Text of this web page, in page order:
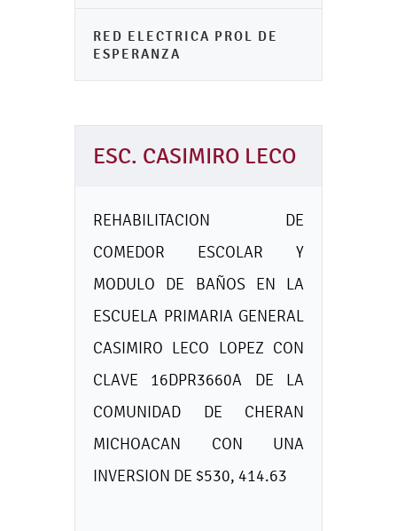
RED ELECTRICA PROL DE
ESPERANZA
ESC. CASIMIRO LECO
REHABILITACION DE
COMEDOR ESCOLAR Y
MODULO DE BAÑOS EN LA
ESCUELA PRIMARIA GENERAL
CASIMIRO LECO LOPEZ CON
CLAVE 16DPR3660A DE LA
COMUNIDAD DE CHERAN
MICHOACAN CON UNA
INVERSION DE $530, 414.63